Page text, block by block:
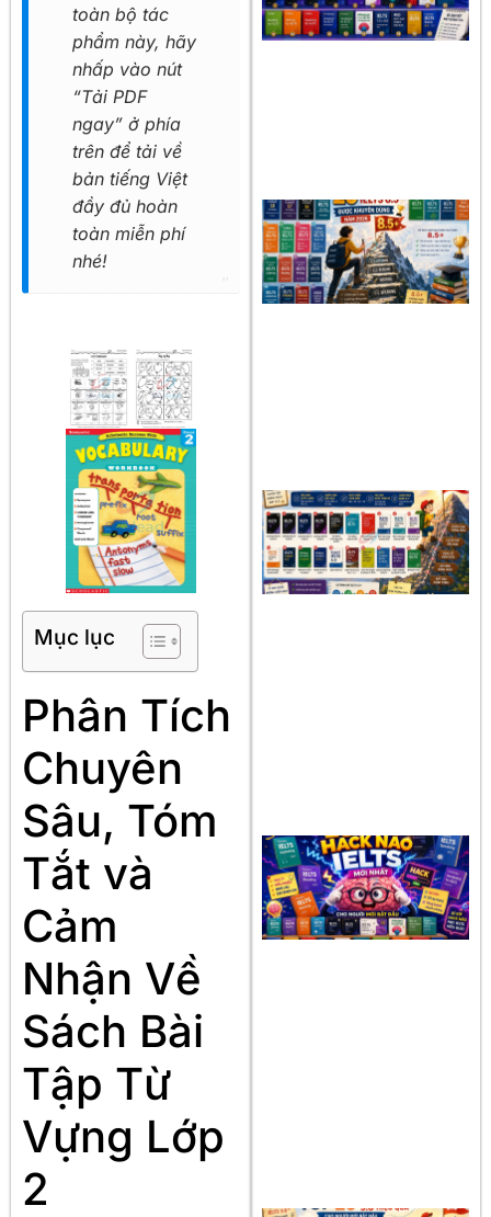
toàn bộ tác
phẩm này, hãy
nhấp vào nút
“Tải PDF
ngay” ở phía
trên để tải về
bản tiếng Việt
đầy đủ hoàn
toàn miễn phí
nhé!
Mục lục
Phân Tích
Chuyên
Sâu, Tóm
Tắt và
Cảm
Nhận Về
Sách Bài
Tập Từ
Vựng Lớp
2